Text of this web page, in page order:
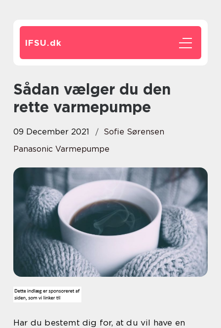
IFSU.dk
Sådan vælger du den
rette varmepumpe
09 December 2021
Sofie Sørensen
Panasonic Varmepumpe
Har du bestemt dig for, at du vil have en